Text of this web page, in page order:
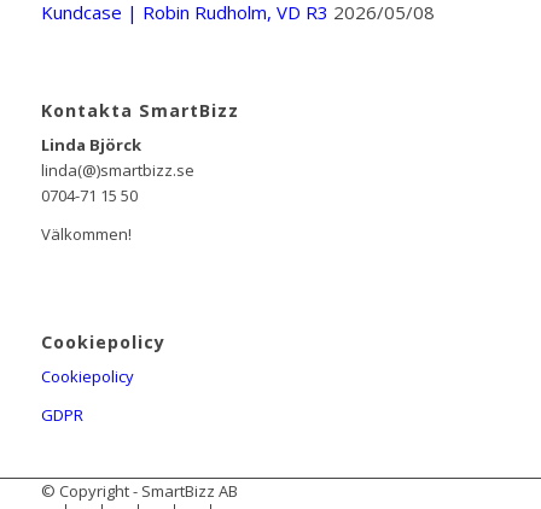
Kundcase | Robin Rudholm, VD R3 2026/05/08
Kontakta SmartBizz
Linda Björck
linda(@)smartbizz.se
0704-71 15 50
Välkommen!
Cookiepolicy
Cookiepolicy
GDPR
© Copyright - SmartBizz AB